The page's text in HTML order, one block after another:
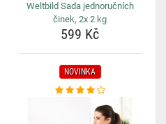
Weltbild Sada jednoručních
činek, 2x 2 kg
599 Kč
NOVINKA